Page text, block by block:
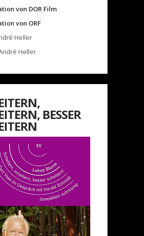
von DOR Film
von ORF
Heller
Heller
BESSER